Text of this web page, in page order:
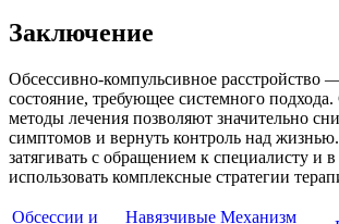
Заключение
Обсессивно-компульсивное расстройство
состояние, требующее системного
методы лечения позволяют значительно
симптомов и вернуть контроль над
затягивать с обращением к специалисту и
использовать комплексные стратегии
Обсессии и Навязчивые Механизм